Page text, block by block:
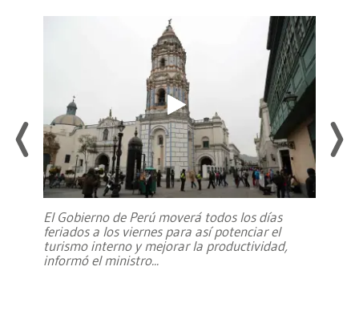
El Gobierno de Perú moverá todos los días
feriados a los viernes para así potenciar el
turismo interno y mejorar la productividad,
informó el ministro...